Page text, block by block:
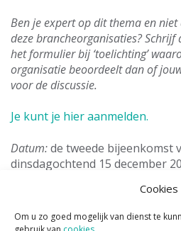
Cookies
Om u zo goed mogelijk van dienst te
Ben je expert op dit thema en
deze brancheorganisaties?
het formulier bij ‘toelichting’
organisatie beoordeelt dan of
voor de discussie.
Je kunt je hier aanmelden.
Datum:de tweede bijeenkomst
dinsdagochtend 15 december
via MS Teams. Je
agenda-item en link. Enkele
je een deelnemerslijst en een